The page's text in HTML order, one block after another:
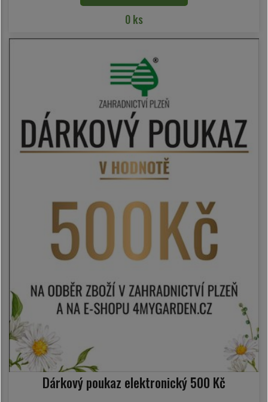
0 ks
Dárkový poukaz elektronický 500 Kč